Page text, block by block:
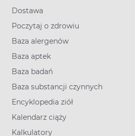
Dostawa
Poczytaj o zdrowiu
Baza alergenów
Baza aptek
Baza badań
Baza substancji czynnych
Encyklopedia ziół
Kalendarz ciąży
Kalkulatory